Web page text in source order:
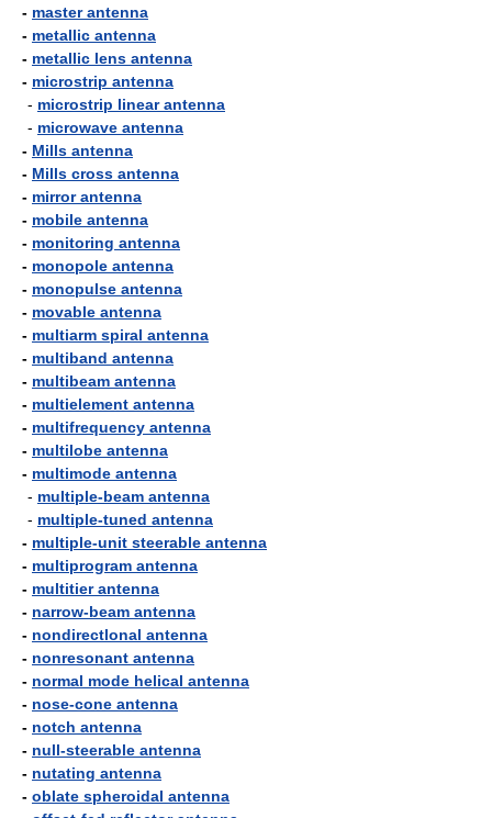
- master antenna
- metallic antenna
- metallic lens antenna
- microstrip antenna
- microstrip linear antenna
- microwave antenna
- Mills antenna
- Mills cross antenna
- mirror antenna
- mobile antenna
- monitoring antenna
- monopole antenna
- monopulse antenna
- movable antenna
- multiarm spiral antenna
- multiband antenna
- multibeam antenna
- multielement antenna
- multifrequency antenna
- multilobe antenna
- multimode antenna
- multiple-beam antenna
- multiple-tuned antenna
- multiple-unit steerable antenna
- multiprogram antenna
- multitier antenna
- narrow-beam antenna
- nondirectlonal antenna
- nonresonant antenna
- normal mode helical antenna
- nose-cone antenna
- notch antenna
- null-steerable antenna
- nutating antenna
- oblate spheroidal antenna